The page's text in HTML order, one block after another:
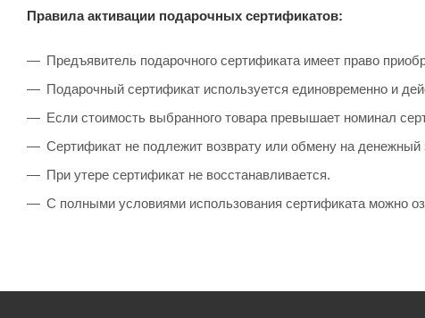
Правила активации подарочных сертификатов:
Предъявитель подарочного сертификата имеет право
Подарочный сертификат используется единовременно и
Если стоимость выбранного товара превышает номинал
Сертификат не подлежит возврату или обмену на денежный
При утере сертификат не восстанавливается.
С полными условиями использования сертификата можно